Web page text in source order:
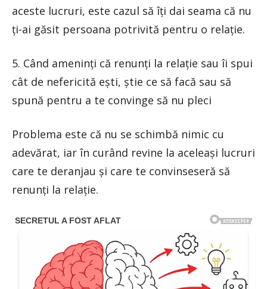
aceste lucruri, este cazul să îți dai seama că nu
ți-ai găsit persoana potrivită pentru o relație.
5. Când ameninți că renunți la relație sau îi spui
cât de nefericită ești, știe ce să facă sau să
spună pentru a te convinge să nu pleci
Problema este că nu se schimbă nimic cu
adevărat, iar în curând revine la aceleași lucruri
care te deranjau și care te convinseseră să
renunți la relație.